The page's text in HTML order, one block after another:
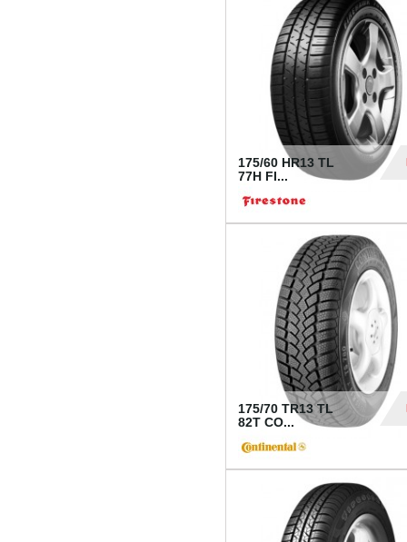
175/60 HR13 TL
77H FI...
175/70 TR13 TL
82T CO...